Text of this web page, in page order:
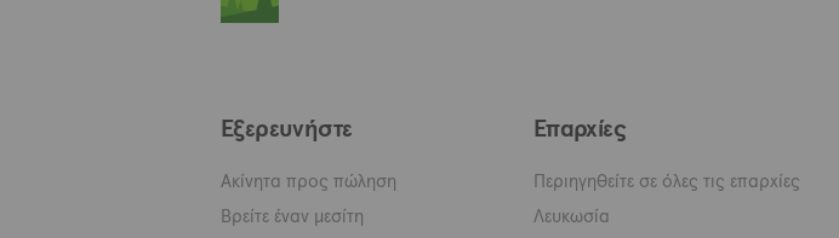
Εξερευνήστε
Ακίνητα προς πώληση
Βρείτε έναν μεσίτη
Επαρχίες
Περιηγηθείτε σε όλες τις επαρχίες
Λευκωσία